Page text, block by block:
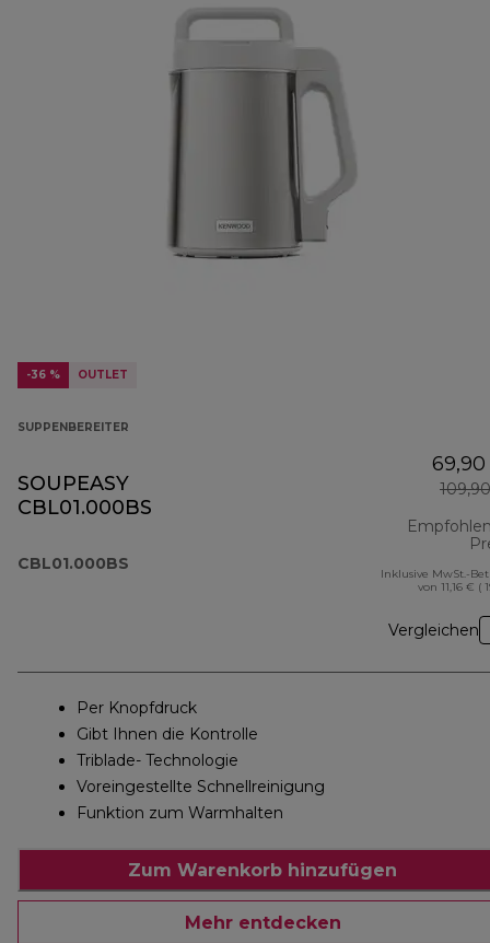
-36 % OUTLET
SUPPENBEREITER
SOUPEASY
CBL01.000BS
CBL01.000BS
Inklusive MwSt.-
von 11,16 € (
Vergleichen
Per Knopfdruck
Gibt Ihnen die Kontrolle
Triblade- Technologie
Voreingestellte Schnellreinigung
Funktion zum Warmhalten
Zum Warenkorb hinzufügen
Mehr entdecken